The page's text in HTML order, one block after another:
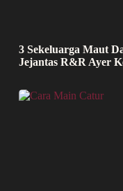
3 Sekeluarga Maut
Jejantas R&R Ayer